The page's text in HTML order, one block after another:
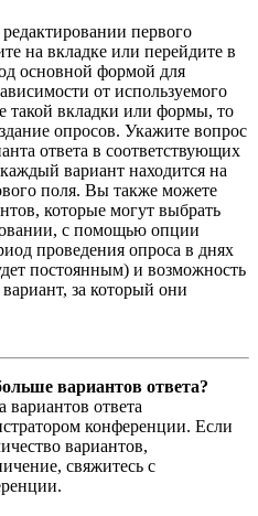
первого
на вкладке или перейдите в
основной формой для
от используемого
такой вкладки или формы, то
опросов. Укажите вопрос
ответа в соответствующих
вариант находится на
поля. Вы также можете
которые могут выбрать
с помощью опции
проведения опроса в днях
постоянным) и возможность
за который они
вариантов ответа?
вариантов ответа
конференции. Если
вариантов,
свяжитесь с